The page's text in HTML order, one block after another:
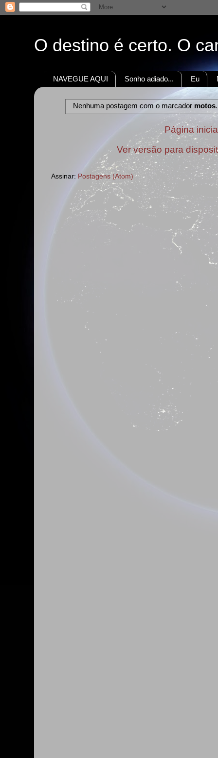
O destino é certo. O
NAVEGUE AQUI Sonho adiado... Eu
Nenhuma postagem com o marcador motos
Página
Ver versão para
Assinar: Postagens (Atom)